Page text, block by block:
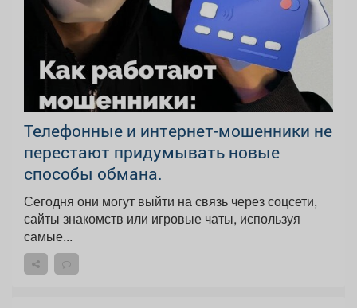
Телефонные и интернет-мошенники не
перестают придумывать новые
способы обмана.
Сегодня они могут выйти на связь через соцсети,
сайты знакомств или игровые чаты, используя
самые...